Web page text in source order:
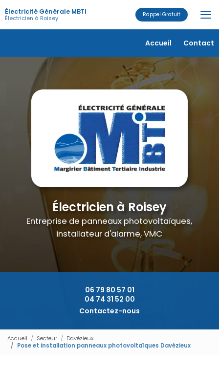
au
contenu
principal
Accueil
Contact
Électricité Générale MBTI
Électricien à Roisey Rappel Gratuit
Électricien à Roisey
Entreprise de panneaux photovoltaïques,
installateur d'alarme, VMC
06 79 80 57 01
04 74 31 52 00
Contactez-nous
Accueil Secteur
Davézieux
Pose et installation panneaux photovoltaïques Davézieux